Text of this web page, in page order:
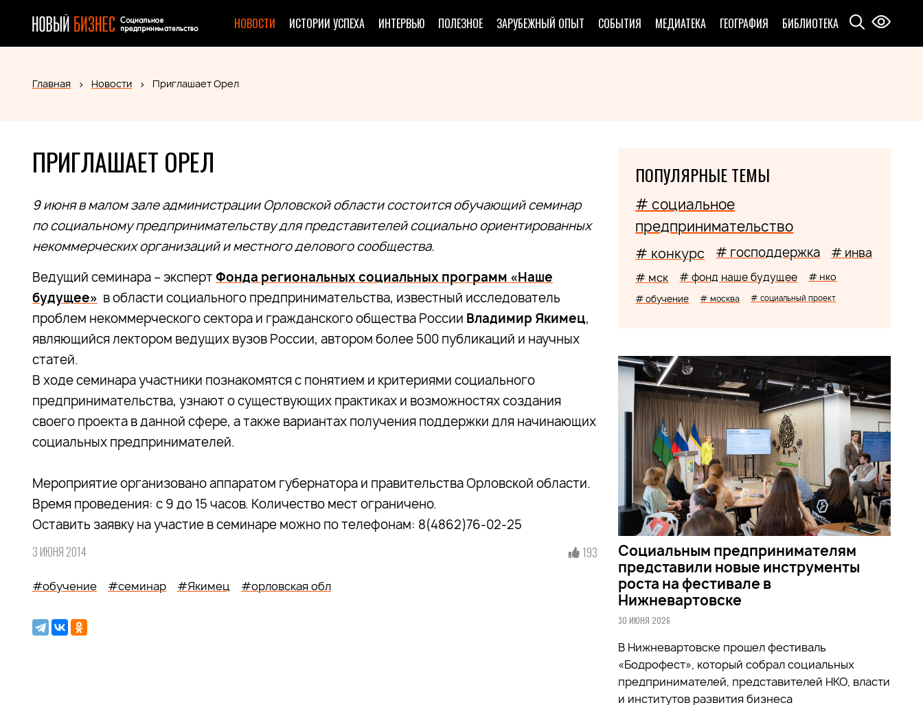
НОВОСТИ ИСТОРИИ УСПЕХА ИНТЕРВЬЮ ПОЛЕЗНОЕ ЗАРУБЕЖНЫЙ ОПЫТ СОБЫТИЯ МЕДИАТЕКА ГЕОГРАФИЯ БИБЛИОТЕКА
Главная Новости Приглашает Орел
ПРИГЛАШАЕТ ОРЕЛ
9 июня в малом зале администрации Орловской области состоится обучающий семинар
по социальному предпринимательству для представителей социально ориентированных
некоммерческих организаций и местного делового сообщества.
Ведущий семинара – эксперт Фонда региональных социальных программ «Наше
будущее» в области социального предпринимательства, известный исследователь
проблем некоммерческого сектора и гражданского общества России Владимир Якимец,
являющийся лектором ведущих вузов России, автором более 500 публикаций и научных
статей.
В ходе семинара участники познакомятся с понятием и критериями социального
предпринимательства, узнают о существующих практиках и возможностях создания
своего проекта в данной сфере, а также вариантах получения поддержки для начинающих
социальных предпринимателей.
Мероприятие организовано аппаратом губернатора и правительства Орловской области.
Время проведения: с 9 до 15 часов. Количество мест ограничено.
Оставить заявку на участие в семинаре можно по телефонам: 8(4862)76-02-25
3 ИЮНЯ 2014 193
#обучение #семинар #Якимец #орловская обл
ПОПУЛЯРНЫЕ ТЕМЫ
# социальное
предпринимательство
# конкурс # господдержка # инва
# мск # фонд наше будущее # нко
# обучение # москва # социальный проект
Социальным предпринимателям
представили новые инструменты
роста на фестивале в
Нижневартовске
30 ИЮНЯ 2026
В Нижневартовске прошел фестиваль
«Бодрофест», который собрал социальных
предпринимателей, представителей НКО, власти
и институтов развития бизнеса